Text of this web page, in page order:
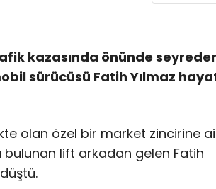
kazasında önünde
sürücüsü Fatih Yılmaz
olan özel bir market zincirine
bulunan lift arkadan gelen Fatih